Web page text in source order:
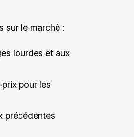
sur le marché :
lourdes et aux
pour les
précédentes